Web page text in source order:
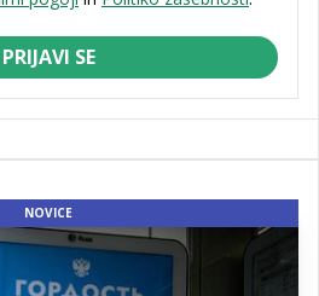
PRIJAVI SE
NOVICE